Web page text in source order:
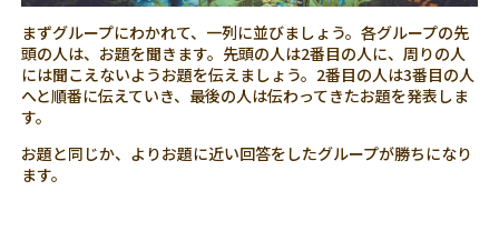
まずグループにわかれて、一列に並びましょう。各グループの先
頭の人は、お題を聞きます。先頭の人は2番目の人に、周りの人
には聞こえないようお題を伝えましょう。2番目の人は3番目の人
へと順番に伝えていき、最後の人は伝わってきたお題を発表しま
す。
お題と同じか、よりお題に近い回答をしたグループが勝ちになり
ます。